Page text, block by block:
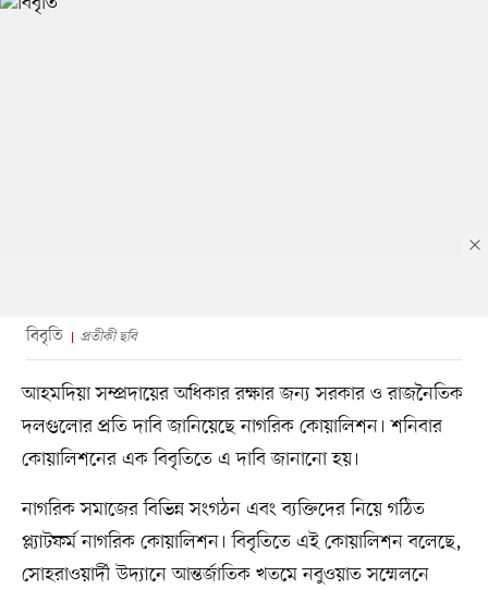
বিবৃতি প্রতীকী ছবি
আহমদিয়া সম্প্রদায়ের অধিকার রক্ষার জন্য সরকার ও রাজনৈতিক
দলগুলোর প্রতি দাবি জানিয়েছে নাগরিক কোয়ালিশন। শনিবার
কোয়ালিশনের এক বিবৃতিতে এ দাবি জানানো হয়।
নাগরিক সমাজের বিভিন্ন সংগঠন এবং ব্যক্তিদের নিয়ে গঠিত
প্ল্যাটফর্ম নাগরিক কোয়ালিশন। বিবৃতিতে এই কোয়ালিশন বলেছে,
সোহরাওয়ার্দী উদ্যানে আন্তর্জাতিক খতমে নবুওয়াত সম্মেলনে